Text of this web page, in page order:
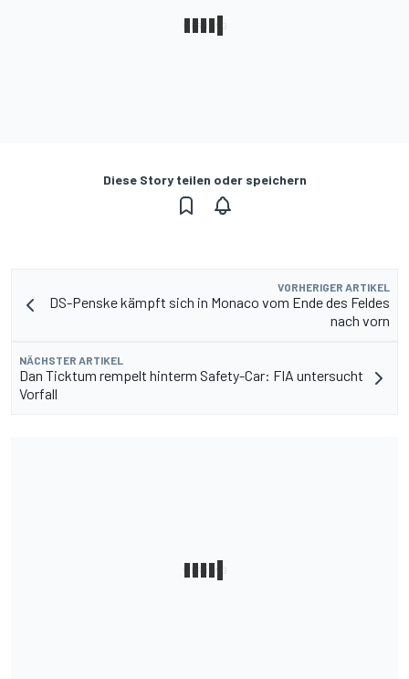
Diese Story teilen oder speichern
VORHERIGER ARTIKEL
DS-Penske kämpft sich in Monaco vom Ende des Feldes
nach vorn
NÄCHSTER ARTIKEL
Dan Ticktum rempelt hinterm Safety-Car: FIA untersucht
Vorfall